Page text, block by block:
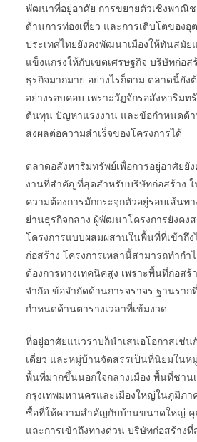
พัฒนาที่อยู่อาศัย การขยายตัวเชิงพาณิ
ด้านการท่องเที่ยว และการเติบโตของอุ
ประเทศไทยยังคงพัฒนาเมืองให้ทันสมัย
แข็งแกร่งให้กับเขตเศรษฐกิจ บริษัทก่อส
ธุรกิจมากมาย อย่างไรก็ตาม ตลาดนี้ยัง
อย่างรอบคอบ เพราะวัฏจักรอสังหาริม
ต้นทุน ปัญหาแรงงาน และข้อกำหนดด้า
ส่งผลต่อความสำเร็จของโครงการได้
ตลาดอสังหาริมทรัพย์เพื่อการอยู่อาศัยยั
งานที่สำคัญที่สุดสำหรับบริษัทก่อสร้าง ใ
ความต้องการมักกระจุกตัวอยู่รอบเส้น
ย่านธุรกิจกลาง ผู้พัฒนาโครงการยังคง
โครงการแบบผสมผสานในพื้นที่ที่เข้าถึ
ก่อสร้าง โครงการเหล่านี้สามารถทำกำ
ต้องการทางเทคนิคสูง เพราะพื้นที่ก่อสร้
จำกัด ข้อจำกัดด้านการจราจร ฐานรา
กำหนดด้านตารางเวลาที่เข้มงวด
ที่อยู่อาศัยแนวราบก็นำเสนอโอกาสเช่
เดี่ยว และหมู่บ้านจัดสรรเป็นที่นิยมในห
พื้นที่มากขึ้นนอกใจกลางเมือง พื้นที่ชาน
กรุงเทพมหานครและเมืองใหญ่ในภูมิภ
ซื้อที่ให้ความสำคัญกับบ้านขนาดใหญ่
และการเข้าถึงทางด่วน บริษัทก่อสร้าง